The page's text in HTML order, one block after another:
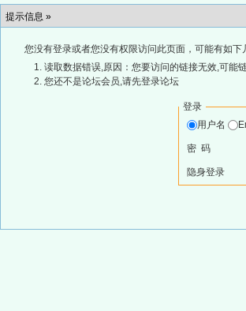
提示信息 »
您没有登录或者您没有权限访问此页面，可能有如下
读取数据错误,原因：您要访问的链接无效,可能
您还不是论坛会员,请先登录论坛
登录
用户名
密 码
隐身登录